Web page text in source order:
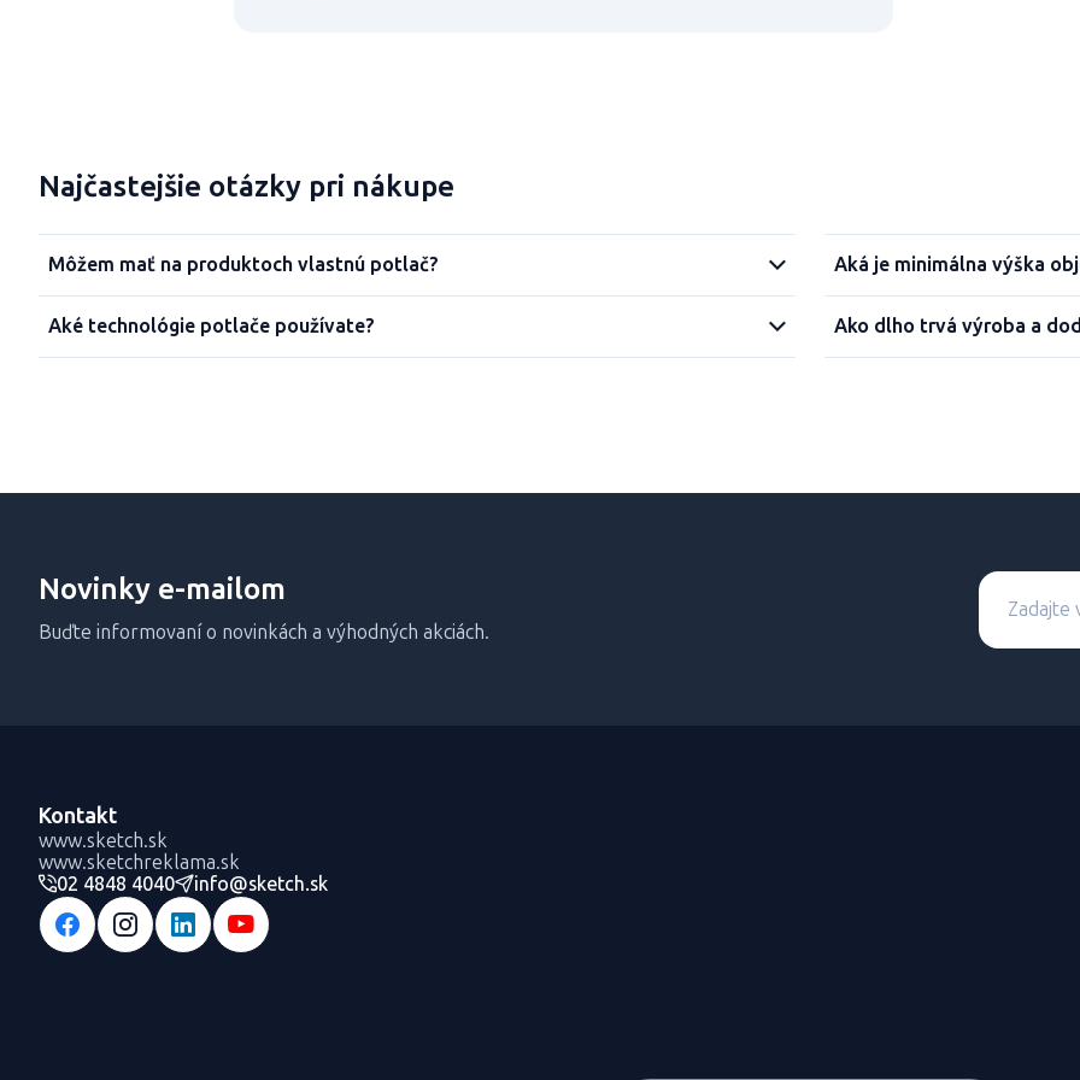
Najčastejšie otázky pri nákupe
Môžem mať na produktoch vlastnú potlač?
Aké technológie potlače používate?
Aká je minimálna výška
Ako dlho trvá výroba a
Novinky e-mailom
Buďte informovaní o novinkách a výhodných akciách.
Kontakt
www.sketch.sk
www.sketchreklama.sk
02 4848 4040
info@sketch.sk